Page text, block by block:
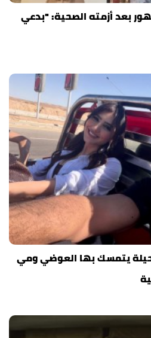
بعد أزمته الصحية: "بدعي
يتمسك بها العوضي ومي